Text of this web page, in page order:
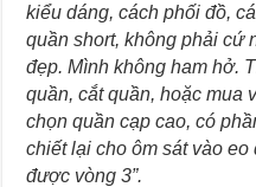
kiểu dáng, cách phối đồ,
quần short, không phải cứ
đẹp. Mình không ham hở.
quần, cắt quần, hoặc mua
chọn quần cạp cao, có
chiết lại cho ôm sát vào
được vòng 3”.